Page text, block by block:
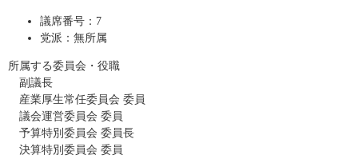
議席番号：7
党派：無所属
所属する委員会・役職
副議長
産業厚生常任委員会 委員
議会運営委員会 委員
予算特別委員会 委員長
決算特別委員会 委員